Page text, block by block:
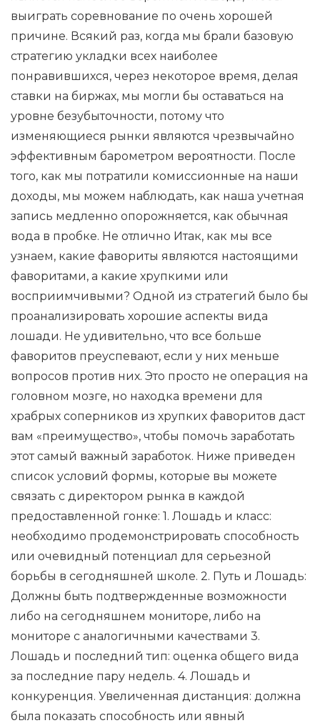
выиграть соревнование по очень хорошей
причине. Всякий раз, когда мы брали базовую
стратегию укладки всех наиболее
понравившихся, через некоторое время, делая
ставки на биржах, мы могли бы оставаться на
уровне безубыточности, потому что
изменяющиеся рынки являются чрезвычайно
эффективным барометром вероятности. После
того, как мы потратили комиссионные на наши
доходы, мы можем наблюдать, как наша учетная
запись медленно опорожняется, как обычная
вода в пробке. Не отлично Итак, как мы все
узнаем, какие фавориты являются настоящими
фаворитами, а какие хрупкими или
восприимчивыми? Одной из стратегий было бы
проанализировать хорошие аспекты вида
лошади. Не удивительно, что все больше
фаворитов преуспевают, если у них меньше
вопросов против них. Это просто не операция на
головном мозге, но находка времени для
храбрых соперников из хрупких фаворитов даст
вам «преимущество», чтобы помочь заработать
этот самый важный заработок. Ниже приведен
список условий формы, которые вы можете
связать с директором рынка в каждой
предоставленной гонке: 1. Лошадь и класс:
необходимо продемонстрировать способность
или очевидный потенциал для серьезной
борьбы в сегодняшней школе. 2. Путь и Лошадь:
Должны быть подтвержденные возможности
либо на сегодняшнем мониторе, либо на
мониторе с аналогичными качествами 3.
Лошадь и последний тип: оценка общего вида
за последние пару недель. 4. Лошадь и
конкуренция. Увеличенная дистанция: должна
была показать способность или явный